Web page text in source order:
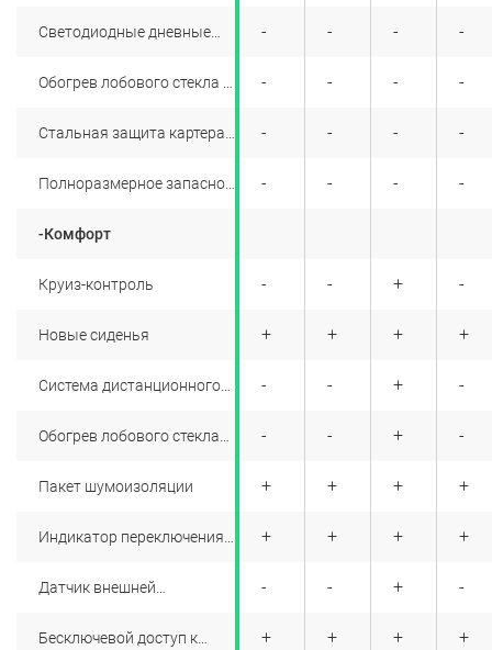
Светодиодные дневные
Обогрев лобового стекла и
Стальная защита картера
Полноразмерное запасное
-Комфорт
Круиз-контроль
Новые сиденья
Система дистанционного
Обогрев лобового стекла
Пакет шумоизоляции
Индикатор переключения
Датчик внешней
Бесключевой доступ к
+
+
+
+
+
+
+
+
+
+
+
+
-
-
-
-
+
+
+
+
+
+
+
+
+
+
+
+
+
+
+
+
-
-
-
-
-
+
-
-
+
+
-
+
-
-
-
-
-
+
-
-
+
+
-
+
-
-
-
-
+
+
+
+
+
+
+
+
-
-
-
-
-
+
-
-
+
+
-
+